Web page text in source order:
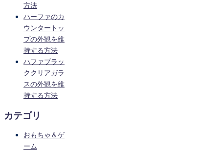
方法
ハーファのカ
ウンタートッ
プの外観を維
持する方法
ハファブラッ
ククリアガラ
スの外観を維
持する方法
カテゴリ
おもちゃ＆ゲ
ーム